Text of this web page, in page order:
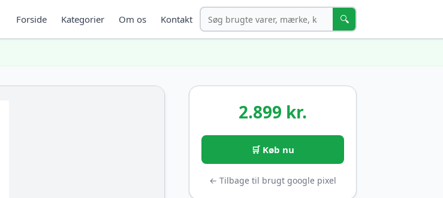
Forside Kategorier Om os Kontakt Søg 🔍
2.899 kr.
🛒 Køb nu
← Tilbage til brugt google pixel